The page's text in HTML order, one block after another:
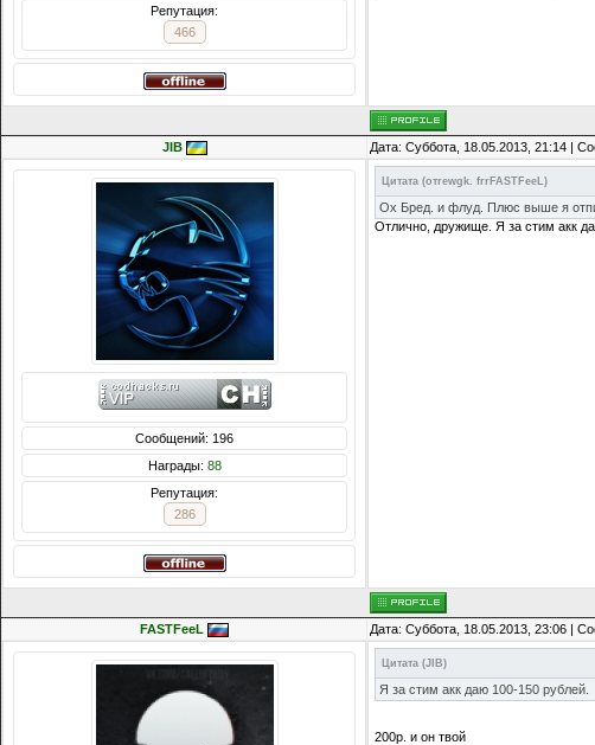
Репутация:
466
JIB Дата: Суббота, 18.05.2013, 21:14 |
Сообщений: 196
Награды: 88
Репутация:
286
Цитата (отrewgk. frrFASTFeeL)
Ох Бред. и флуд. Плюс выше я
Отлично, дружище. Я за стим акк
FASTFeeL Дата: Суббота, 18.05.2013, 23:06 |
Цитата (JIB)
Я за стим акк даю 100-150 рублей.
200р. и он твой